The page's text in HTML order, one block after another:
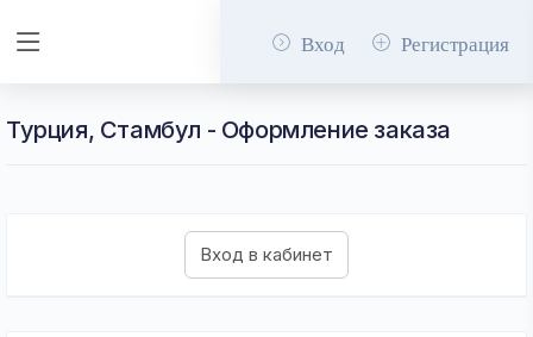
Вход Регистрация
Турция, Стамбул - Оформление заказа